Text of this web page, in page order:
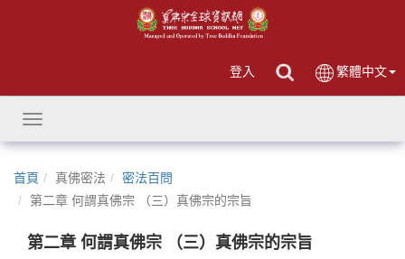
登入 繁體中文
Toggle
navigation
首頁 真佛密法
密法百問
第二章 何謂真佛宗 （三）真佛宗的宗旨
第二章 何謂真佛宗 （三）真佛宗的宗旨